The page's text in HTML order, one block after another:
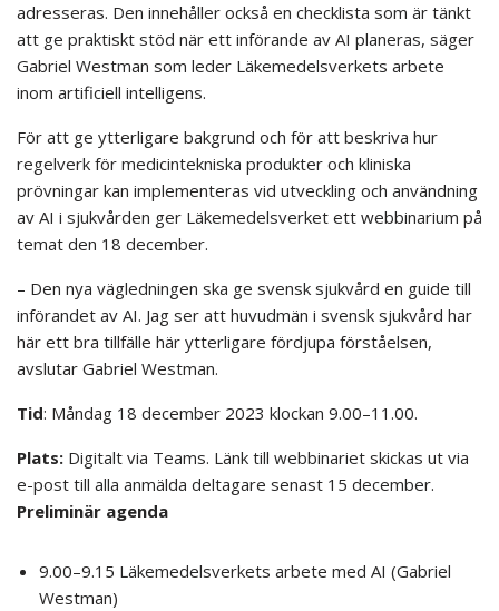
adresseras. Den innehåller också en checklista som är tänkt
att ge praktiskt stöd när ett införande av AI planeras, säger
Gabriel Westman som leder Läkemedelsverkets arbete
inom artificiell intelligens.
För att ge ytterligare bakgrund och för att beskriva hur
regelverk för medicintekniska produkter och kliniska
prövningar kan implementeras vid utveckling och användning
av AI i sjukvården ger Läkemedelsverket ett webbinarium på
temat den 18 december.
– Den nya vägledningen ska ge svensk sjukvård en guide till
införandet av AI. Jag ser att huvudmän i svensk sjukvård har
här ett bra tillfälle här ytterligare fördjupa förståelsen,
avslutar Gabriel Westman.
Tid: Måndag 18 december 2023 klockan 9.00–11.00.
Plats: Digitalt via Teams. Länk till webbinariet skickas ut via
e-post till alla anmälda deltagare senast 15 december.
Preliminär agenda
9.00–9.15 Läkemedelsverkets arbete med AI (Gabriel
Westman)